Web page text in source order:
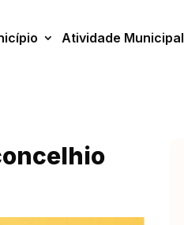
Atividade Municipal